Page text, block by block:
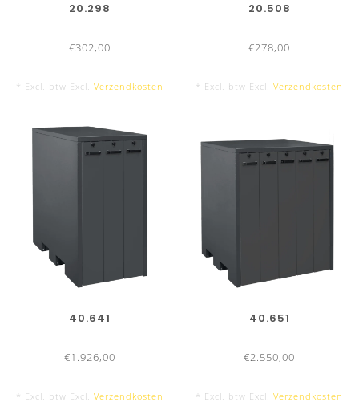
20.298
€302,00
* Excl. btw Excl. Verzendkosten
20.508
€278,00
* Excl. btw Excl. Verzendkosten
40.641
€1.926,00
* Excl. btw Excl. Verzendkosten
40.651
€2.550,00
* Excl. btw Excl. Verzendkosten